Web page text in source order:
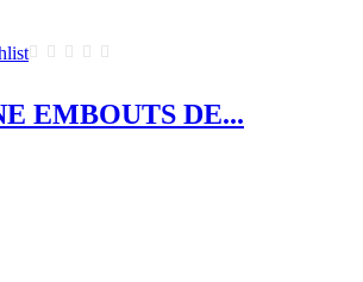
EMBOUTS DE...